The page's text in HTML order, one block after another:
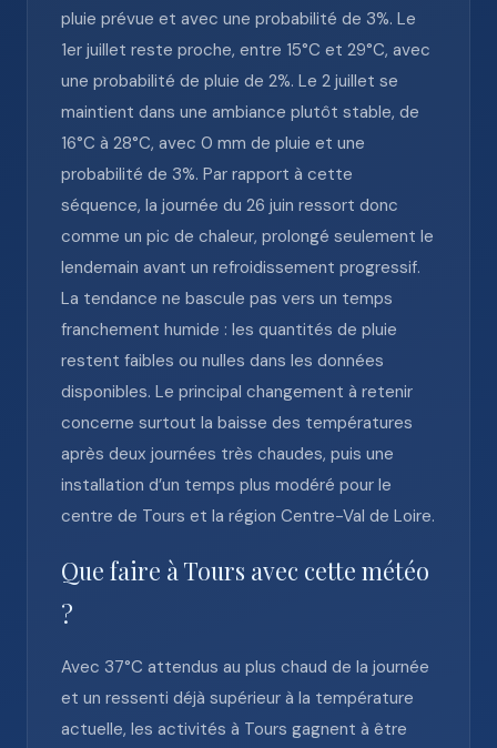
pluie prévue et avec une probabilité de 3%. Le
1er juillet reste proche, entre 15°C et 29°C, avec
une probabilité de pluie de 2%. Le 2 juillet se
maintient dans une ambiance plutôt stable, de
16°C à 28°C, avec 0 mm de pluie et une
probabilité de 3%. Par rapport à cette
séquence, la journée du 26 juin ressort donc
comme un pic de chaleur, prolongé seulement le
lendemain avant un refroidissement progressif.
La tendance ne bascule pas vers un temps
franchement humide : les quantités de pluie
restent faibles ou nulles dans les données
disponibles. Le principal changement à retenir
concerne surtout la baisse des températures
après deux journées très chaudes, puis une
installation d’un temps plus modéré pour le
centre de Tours et la région Centre-Val de Loire.
Que faire à Tours avec cette météo
?
Avec 37°C attendus au plus chaud de la journée
et un ressenti déjà supérieur à la température
actuelle, les activités à Tours gagnent à être